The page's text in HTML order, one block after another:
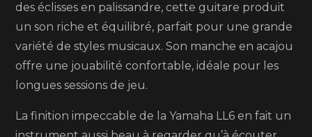
des éclisses en palissandre, cette guitare produit
un son riche et équilibré, parfait pour une grande
variété de styles musicaux. Son manche en acajou
offre une jouabilité confortable, idéale pour les
longues sessions de jeu.
La finition impeccable de la Yamaha LL6 en fait un